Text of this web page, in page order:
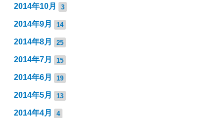
2014年10月 3
2014年9月 14
2014年8月 25
2014年7月 15
2014年6月 19
2014年5月 13
2014年4月 4